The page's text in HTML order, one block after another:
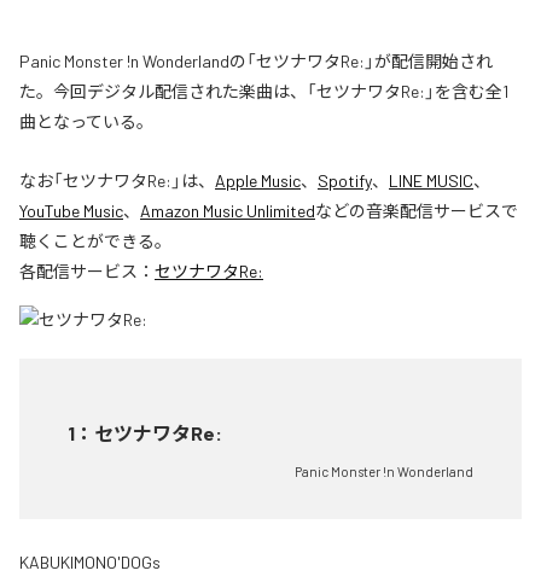
Panic Monster !n Wonderlandの「セツナワタRe:」が配信開始され
た。今回デジタル配信された楽曲は、「セツナワタRe:」を含む全1
曲となっている。
なお「セツナワタRe: 」は、 Apple Music、 Spotify、 LINE MUSIC、
YouTube Music、 Amazon Music Unlimitedなどの音楽配信サービスで
聴くことができる。
各配信サービス： セツナワタRe:
1 ： セツナワタRe:
Panic Monster !n Wonderland
KABUKIMONO'DOGs